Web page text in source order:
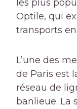
les plus
Optile, qui
transports
L’une des
de Paris est
réseau de
banlieue. La